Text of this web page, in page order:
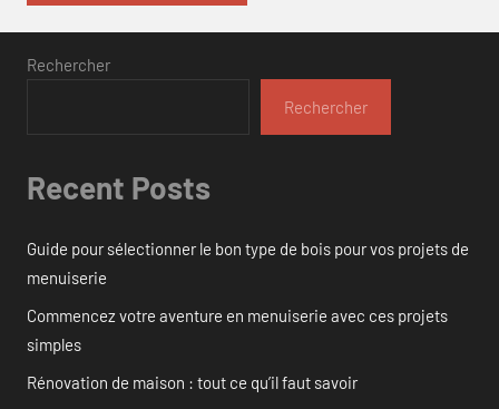
Rechercher
Rechercher
Recent Posts
Guide pour sélectionner le bon type de bois pour vos projets de
menuiserie
Commencez votre aventure en menuiserie avec ces projets
simples
Rénovation de maison : tout ce qu’il faut savoir